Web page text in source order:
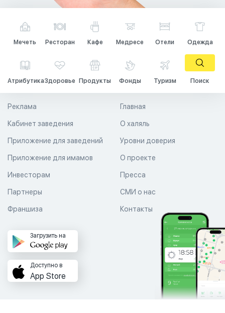
Мечеть Ресторан Кафе Медресе Отели Одежда
АтрибутикаЗдоровье Продукты Фонды Туризм Поиск
Главная
О халяль
Уровни доверия
Реклама
Кабинет заведения
Приложение для заведений
Приложение для имамов О проекте
Пресса
СМИ о нас
Контакты
Инвесторам
Партнеры
Франшиза
Загрузить на
Доступно в
App Store